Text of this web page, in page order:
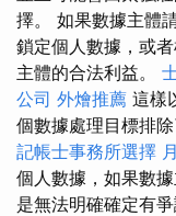
擇。 如果數據主體
鎖定個人數據，或
主體的合法利益。
公司 外燴推薦 這樣
個數據處理目標排
記帳士事務所選擇
個人數據，如果數
是無法明確確定有